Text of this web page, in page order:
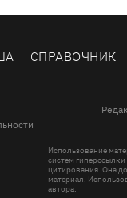
СПРАВОЧНИК
Использование
систем
цитирования. Она
материал.
автора.